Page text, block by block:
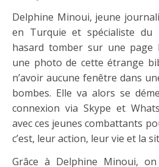
Delphine Minoui, jeune
en Turquie et spécialiste du
hasard tomber sur une page
une photo de cette étrange
n’avoir aucune fenêtre dans
bombes. Elle va alors se
connexion via Skype et
avec ces jeunes combattants
c’est, leur action, leur vie et la
Grâce à Delphine Minoui, on